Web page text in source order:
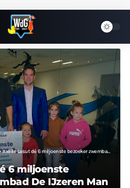
Axelle Lasut dé 6 miljoenste bezoeker zwembad De IJzeren Man
6 miljoenste
De IJzeren Man